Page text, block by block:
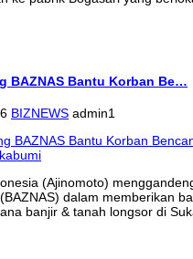
BAZNAS Bantu Korban Be…
BIZNEWS admin1
(Ajinomoto)
dalam memberikan
banjir & tanah longsor di